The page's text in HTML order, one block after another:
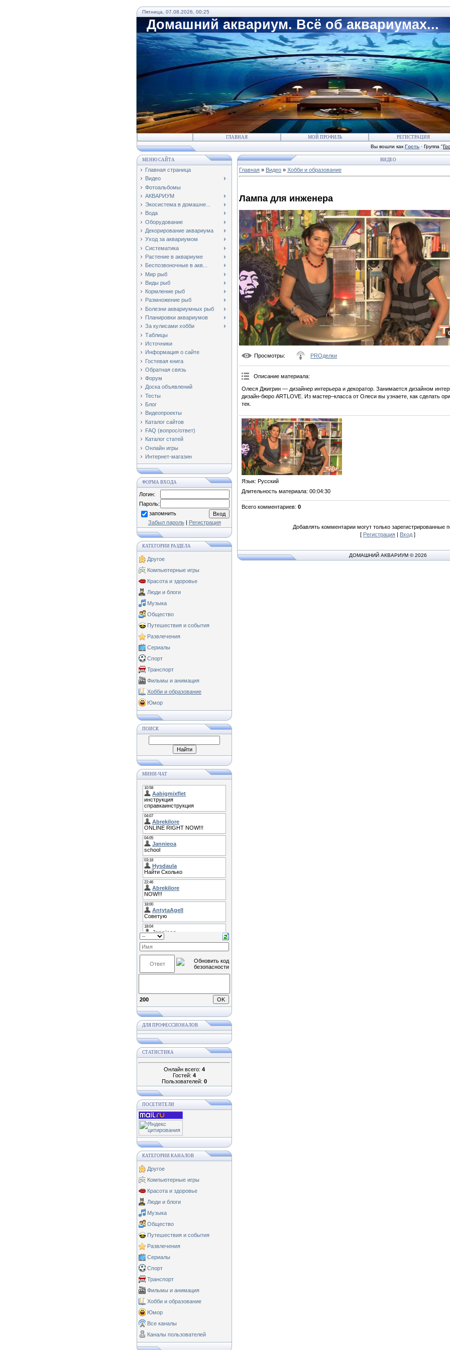
Пятница, 07.08.2026, 00:25
Домашний аквариум. Всё об аквариумах...
ГЛАВНАЯ МОЙ ПРОФИЛЬ РЕГИСТРАЦИЯ
Вы вошли как Гость · Группа "
МЕНЮ САЙТА
Главная страница
Видео
Фотоальбомы
АКВАРИУМ
Экосистема в домашне...
Вода
Оборудование
Декорирование аквариума
Уход за аквариумом
Систематика
Растение в аквариуме
Беспозвоночные в акв...
Мир рыб
Виды рыб
Кормление рыб
Размножение рыб
Болезни аквариумных рыб
Планировки аквариумов
За кулисами хобби
Таблицы
Источники
Информация о сайте
Гостевая книга
Обратная связь
Форум
Доска объявлений
Тесты
Блог
Видеопроекты
Каталог сайтов
FAQ (вопрос/ответ)
Каталог статей
Онлайн игры
Интернет-магазин
ФОРМА ВХОДА
Логин:
Пароль:
запомнить
Забыл пароль| Регистрация
КАТЕГОРИИ РАЗДЕЛА
Другое
Компьютерные игры
Красота и здоровье
Люди и блоги
Музыка
Общество
Путешествия и события
Развлечения
Сериалы
Спорт
Транспорт
Фильмы и анимация
Хобби и образование
Юмор
ПОИСК
МИНИ-ЧАТ
200
ДЛЯ ПРОФЕССИОНАЛОВ
СТАТИСТИКА
Онлайн всего: 4
Гостей: 4
Пользователей: 0
ПОСЕТИТЕЛИ
КАТЕГОРИИ КАНАЛОВ
Другое
Компьютерные игры
Красота и здоровье
Люди и блоги
Музыка
Общество
Путешествия и события
Развлечения
Сериалы
Спорт
Транспорт
Фильмы и анимация
Хобби и образование
Юмор
Все каналы
Каналы пользователей
ВИДЕО
Главная » Видео » Хобби и образование
Лампа для инженера
Просмотры: PROделки
Описание материала:
Олеся Джигрин — дизайнер интерьера и декоратор. Занимается дизайном
дизайн-бюро ARTLOVE. Из мастер–класса от Олеси вы узнаете, как сделать
тек.
Язык: Русский
Длительность материала: 00:04:30
Всего комментариев: 0
Добавлять комментарии могут только зарегистрированные
[ Регистрация | Вход ]
ДОМАШНИЙ АКВАРИУМ © 2026